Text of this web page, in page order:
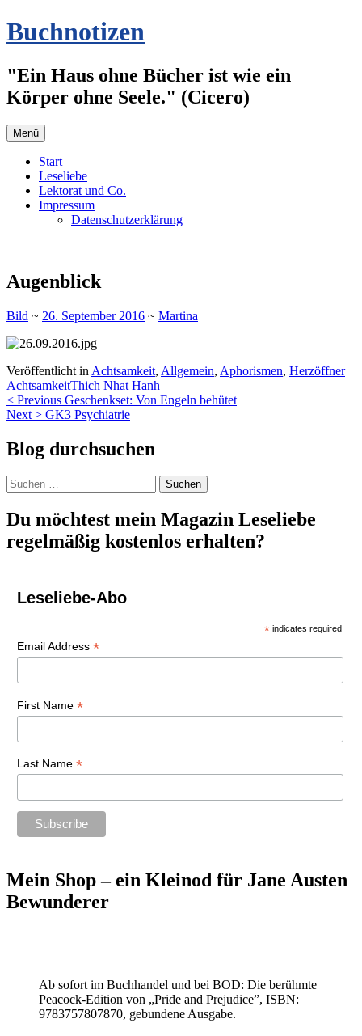
Zum
Inhalt
Buchnotizen
"Ein Haus ohne Bücher ist wie ein
Körper ohne Seele." (Cicero)
Menü
Start
Leseliebe
Lektorat und Co.
Impressum
Datenschutzerklärung
Augenblick
Bild ~ 26. September 2016 ~ Martina
Veröffentlicht in Achtsamkeit, Allgemein, Aphorismen, Herzöffner
AchtsamkeitThich Nhat Hanh
Beitragsnavigation
< Previous Geschenkset: Von Engeln behütet
Next > GK3 Psychiatrie
Blog durchsuchen
Suchen
nach:
Du möchtest mein Magazin Leseliebe
regelmäßig kostenlos erhalten?
Leseliebe-Abo
* indicates required
Email Address *
First Name *
Last Name *
Mein Shop – ein Kleinod für Jane Austen
Bewunderer
Ab sofort im Buchhandel und bei BOD: Die berühmte
Peacock-Edition von „Pride and Prejudice”, ISBN:
9783757807870, gebundene Ausgabe.